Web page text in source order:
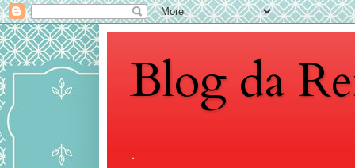
Blog da
.